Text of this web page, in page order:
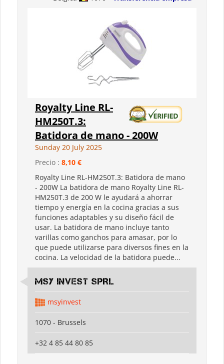
Royalty Line RL-
HM250T.3:
Batidora de mano - 200W
Sunday 20 July 2025
Precio : 8,10 €
Royalty Line RL-HM250T.3: Batidora de mano
- 200W La batidora de mano Royalty Line RL-
HM250T.3 de 200 W le ayudará a ahorrar
tiempo y energía en la cocina gracias a sus
funciones adaptables y su diseño fácil de
usar. La batidora de mano incluye tanto
varillas como ganchos para amasar, por lo
que puede utilizarse para diversos fines en la
cocina. La velocidad de la batidora puede...
MSY INVEST SPRL
msyinvest
1070 - Brussels
+32 4 85 44 80 85